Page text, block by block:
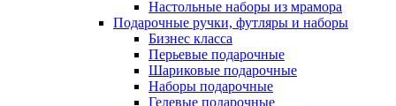
Настольные наборы из мрамора
Подарочные ручки, футляры и наборы
Бизнес класса
Перьевые подарочные
Шариковые подарочные
Наборы подарочные
Гелевые подарочные